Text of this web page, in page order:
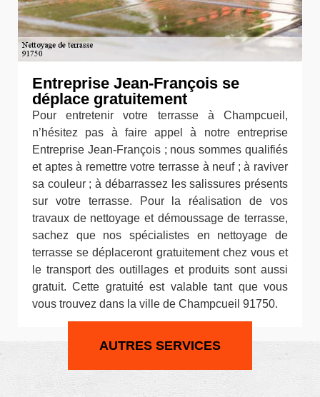
Entreprise Jean-François se
déplace gratuitement
Pour entretenir votre terrasse à Champcueil,
n’hésitez pas à faire appel à notre entreprise
Entreprise Jean-François ; nous sommes qualifiés
et aptes à remettre votre terrasse à neuf ; à raviver
sa couleur ; à débarrassez les salissures présents
sur votre terrasse. Pour la réalisation de vos
travaux de nettoyage et démoussage de terrasse,
sachez que nos spécialistes en nettoyage de
terrasse se déplaceront gratuitement chez vous et
le transport des outillages et produits sont aussi
gratuit. Cette gratuité est valable tant que vous
vous trouvez dans la ville de Champcueil 91750.
AUTRES SERVICES